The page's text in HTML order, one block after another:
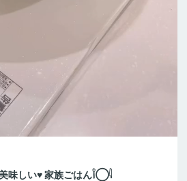
味しい♥ 家族ごはん𓌉◯𓇋